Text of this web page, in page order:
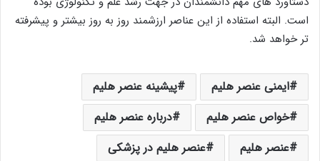
است. البته استفاده از این عناصر ارزشمند روز به روز بیشتر و پیشرفته
تر خواهد شد.
ایمنی عنصر هلیم
پیشینه عنصر هلیم
خواص عنصر هلیم
درباره عنصر هلیم
عنصر هلیم
عنصر هلیم در پزشکی